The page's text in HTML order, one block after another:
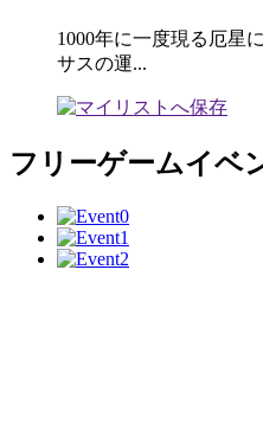
1000年に一度現る厄星
サスの運...
フリーゲームイベ